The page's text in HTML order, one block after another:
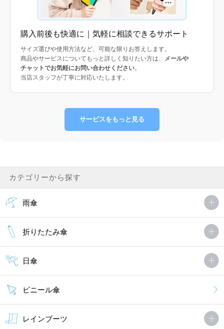
購入前後も快適に｜気軽に相談できるサポート
サイズ選びや使用方法など、可能な限りお答えします。
商品やサービスについてもっと詳しく知りたい方は、 メールや
チャットでお気軽にお問い合わせください。
当店スタッフが丁寧に対応いたします。
サービスをもっと見る
カテゴリーから探す
雨傘
折りたたみ傘
日傘
ビニール傘
レインブーツ